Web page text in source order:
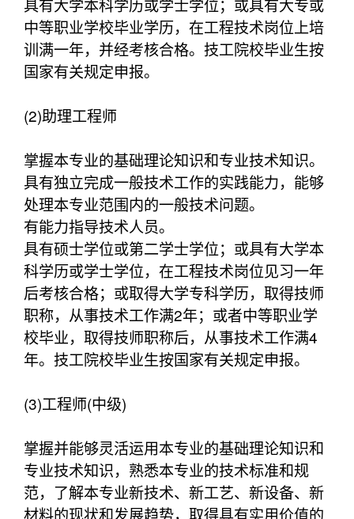
中等职业学校毕业学历，在工程技术岗位上培
训满一年，并经考核合格。技工院校毕业生按
国家有关规定申报。
(2)助理工程师
掌握本专业的基础理论知识和专业技术知识。
具有独立完成一般技术工作的实践能力，能够
处理本专业范围内的一般技术问题。
有能力指导技术人员。
具有硕士学位或第二学士学位；或具有大学本
科学历或学士学位，在工程技术岗位见习一年
后考核合格；或取得大学专科学历，取得技师
职称，从事技术工作满2年；或者中等职业学
校毕业，取得技师职称后，从事技术工作满4
年。技工院校毕业生按国家有关规定申报。
(3)工程师(中级)
掌握并能够灵活运用本专业的基础理论知识和
专业技术知识，熟悉本专业的技术标准和规
范，了解本专业新技术、新工艺、新设备、新
材料的现状和发展趋势，取得具有实用价值的